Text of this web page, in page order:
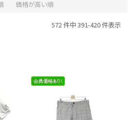
価格が高い順
572 件中 391-420 件表示